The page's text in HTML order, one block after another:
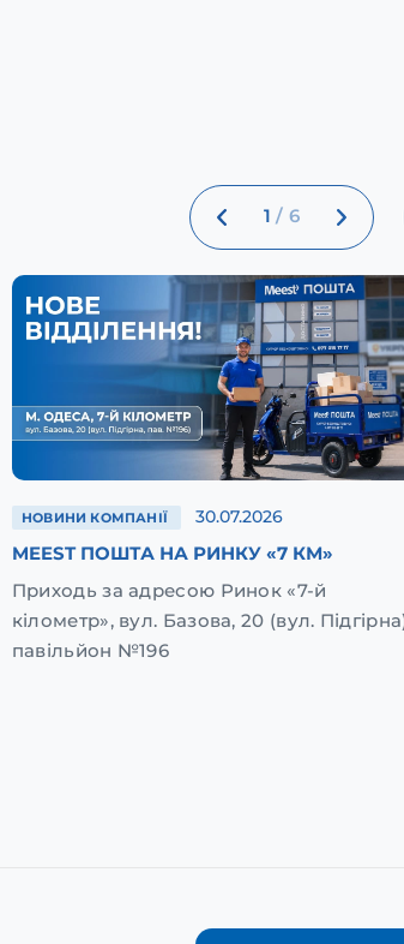
1 / 6
НОВИНИ КОМПАНІЇ 30.07.2026
MEEST ПОШТА НА РИНКУ «7 КМ»
Приходь за адресою Ринок «7-й
кілометр», вул. Базова, 20 (вул.
павільйон №196